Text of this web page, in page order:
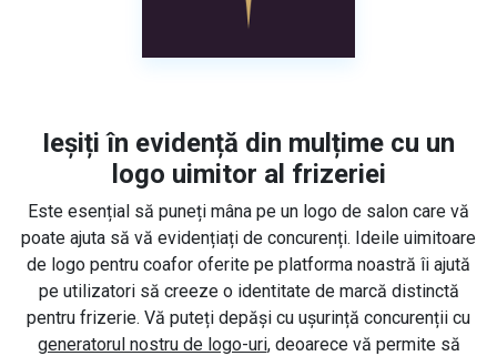
Ieșiți în evidență din mulțime cu un
logo uimitor al frizeriei
Este esențial să puneți mâna pe un logo de salon care vă
poate ajuta să vă evidențiați de concurenți. Ideile uimitoare
de logo pentru coafor oferite pe platforma noastră îi ajută
pe utilizatori să creeze o identitate de marcă distinctă
pentru frizerie. Vă puteți depăși cu ușurință concurenții cu
generatorul nostru de logo-uri, deoarece vă permite să